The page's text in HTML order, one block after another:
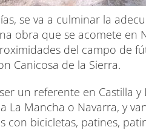
se va a culminar la
obra que se acomete en
del campo de
Canicosa de la Sierra.
un referente en Castilla
La Mancha o Navarra, y
con bicicletas, patines,